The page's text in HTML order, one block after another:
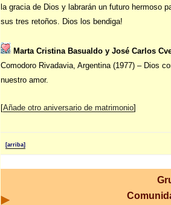
la gracia de Dios y labrarán un futuro hermoso
sus tres retoños. Dios los bendiga!
Marta Cristina Basualdo y José Carlos
Comodoro Rivadavia, Argentina (1977) – Dios
nuestro amor.
[Añade otro aniversario de matrimonio]
[arriba]